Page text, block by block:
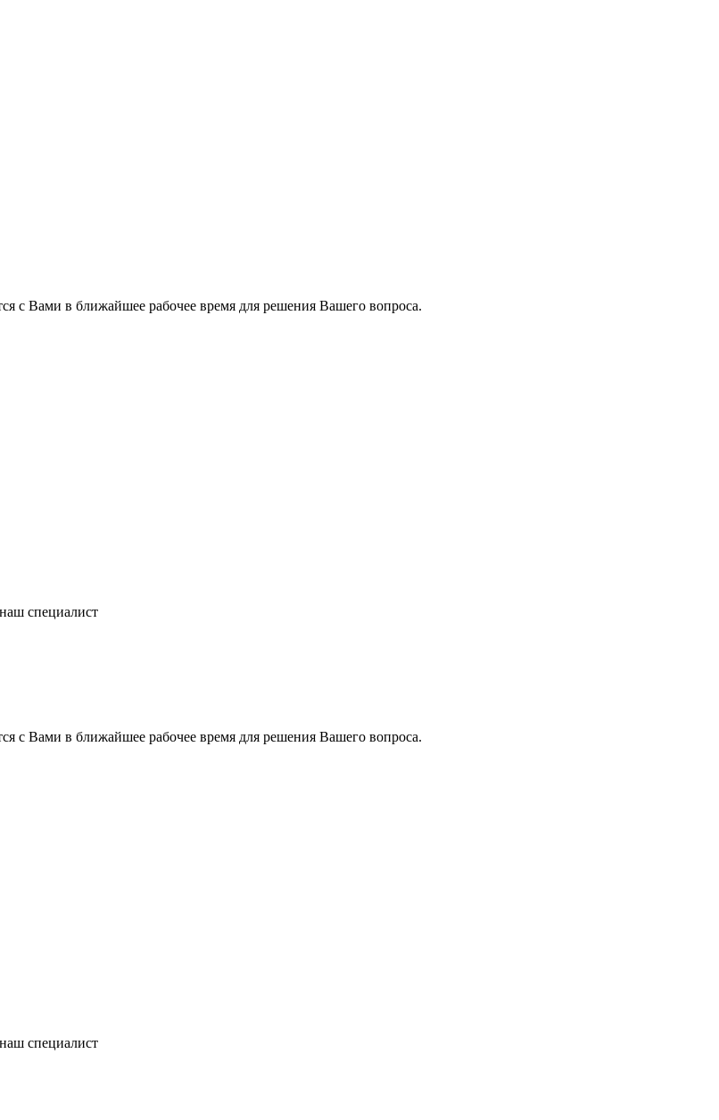
с Вами в ближайшее рабочее время для решения Вашего вопроса.
специалист
с Вами в ближайшее рабочее время для решения Вашего вопроса.
специалист